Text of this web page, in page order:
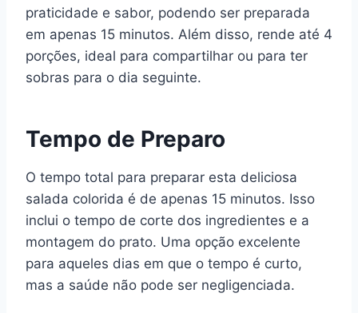
praticidade e sabor, podendo ser preparada
em apenas 15 minutos. Além disso, rende até 4
porções, ideal para compartilhar ou para ter
sobras para o dia seguinte.
Tempo de Preparo
O tempo total para preparar esta deliciosa
salada colorida é de apenas 15 minutos. Isso
inclui o tempo de corte dos ingredientes e a
montagem do prato. Uma opção excelente
para aqueles dias em que o tempo é curto,
mas a saúde não pode ser negligenciada.